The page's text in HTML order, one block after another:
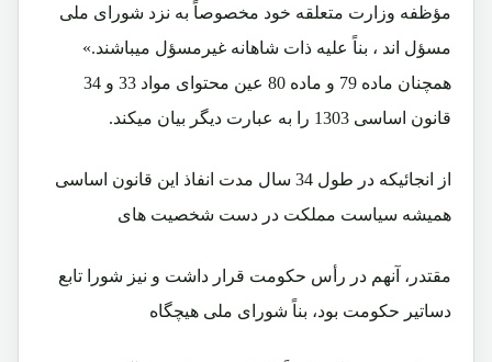
مؤظفه وزارت متعلقه خود مخصوصاً به نزد شورای ملی
مسؤل اند ، بناً عليه ذات شاهانه غيرمسؤل ميباشند.»
همچنان ماده 79 و ماده 80 عين محتوای مواد 33 و 34
قانون اساسی 1303 را به عبارت ديگر بيان ميکند.
از انجائيکه در طول 34 سال مدت انفاذ اين قانون اساسی
هميشه سياست مملکت در دست شخصيت های
مقتدر، آنهم در رأس حکومت قرار داشت و نيز شورا تابع
دساتير حکومت بود، بناً شورای ملی هيچگاه